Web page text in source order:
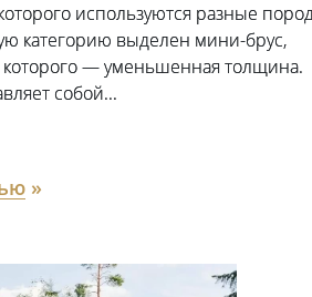
используются разные
категорию выделен мини-брус,
— уменьшенная толщина.
собой...
»